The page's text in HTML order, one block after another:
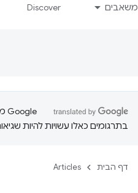
משאבים Discover
בתרגומים כאלו עשויות להיות
דף הבית Articles